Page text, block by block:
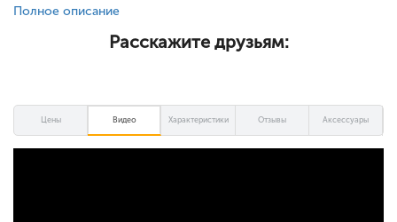
Полное описание
Расскажите друзьям:
Цены Видео Характеристики Отзывы Аксессуары